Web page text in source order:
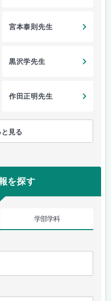
宮本泰則先生
黒沢学先生
作田正明先生
と見る
を探す
学部学科